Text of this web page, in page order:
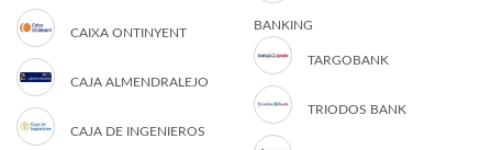
CAIXA ONTINYENT
CAJA ALMENDRALEJO
CAJA DE INGENIEROS
BANKING
TARGOBANK
TRIODOS BANK